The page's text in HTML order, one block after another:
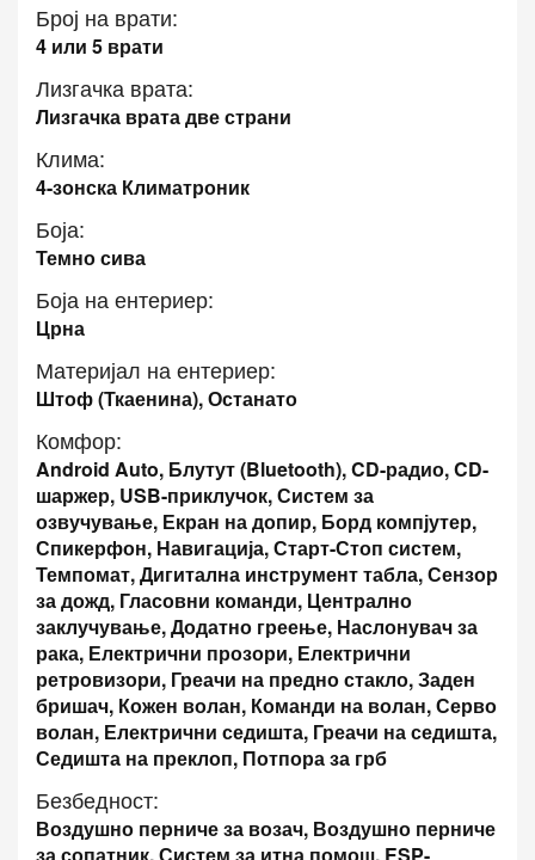
Број на врати:
4 или 5 врати
Лизгачка врата:
Лизгачка врата две страни
Клима:
4-зонска Климатроник
Боја:
Темно сива
Боја на ентериер:
Црна
Материјал на ентериер:
Штоф (Ткаенина), Останато
Комфор:
Android Auto, Блутут (Bluetooth), CD-радио, CD-
шаржер, USB-приклучок, Систем за
озвучување, Екран на допир, Борд компјутер,
Спикерфон, Навигација, Старт-Стоп систем,
Темпомат, Дигитална инструмент табла, Сензор
за дожд, Гласовни команди, Централно
заклучување, Додатно греење, Наслонувач за
рака, Електрични прозори, Електрични
ретровизори, Греачи на предно стакло, Заден
бришач, Кожен волан, Команди на волан, Серво
волан, Електрични седишта, Греачи на седишта,
Седишта на преклоп, Потпора за грб
Безбедност:
Воздушно перниче за возач, Воздушно перниче